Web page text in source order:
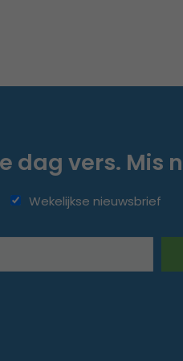
dag vers. Mis
Wekelijkse nieuwsbrief